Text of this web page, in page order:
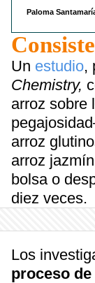
Paloma
Un estudio,
Chemistry,
arroz sobre
arroz
arroz
bolsa o
diez veces.
Los
proceso